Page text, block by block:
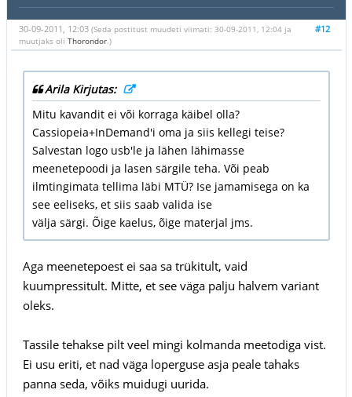
#12
30-09-2011, 12:03 (Seda postitust muudeti viimati: 30-09-2011, 12:04 ja
muutjaks oli Thorondor.)
Arila Kirjutas:
Mitu kavandit ei või korraga käibel olla?
Cassiopeia+InDemand'i oma ja siis kellegi teise?
Salvestan logo usb'le ja lähen lähimasse
meenetepoodi ja lasen särgile teha. Või peab
ilmtingimata tellima läbi MTÜ? Ise jamamisega on ka
see eeliseks, et siis saab valida ise
välja särgi. Õige kaelus, õige materjal jms.
Aga meenetepoest ei saa sa trükitult, vaid
kuumpressitult. Mitte, et see väga palju halvem variant
oleks.
Tassile tehakse pilt veel mingi kolmanda meetodiga vist.
Ei usu eriti, et nad väga loperguse asja peale tahaks
panna seda, võiks muidugi uurida.